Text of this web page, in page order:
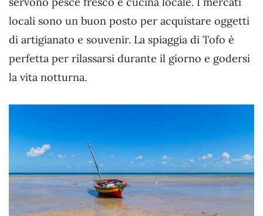
locali sono un buon posto per acquistare oggetti
di artigianato e souvenir. La spiaggia di Tofo è
perfetta per rilassarsi durante il giorno e godersi
la vita notturna.